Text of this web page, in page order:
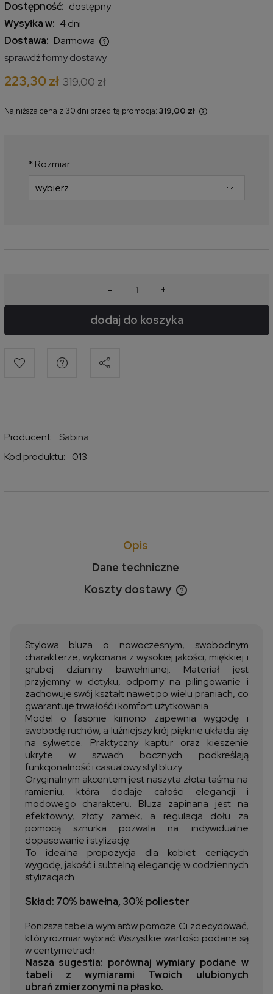
Dostępność: dostępny
Wysyłka w: 4 dni
Dostawa: Darmowa
Cena nie zawiera ewentualnych kosztów płatności
sprawdź formy dostawy
223,30 zł 319,00 zł
Najniższa cena z 30 dni przed tą promocją: 319,00 zł
* Rozmiar:
- +
dodaj do koszyka
Producent:
Sabina
Kod produktu:
013
Opis
Dane techniczne
Koszty dostawy
Cena nie zawiera ewentualnych kosztów płatności
Stylowa bluza o nowoczesnym, swobodnym
charakterze, wykonana z wysokiej jakości, miękkiej i
grubej dzianiny bawełnianej. Materiał jest
przyjemny w dotyku, odporny na pilingowanie i
zachowuje swój kształt nawet po wielu praniach, co
gwarantuje trwałość i komfort użytkowania.
Model o fasonie kimono zapewnia wygodę i
swobodę ruchów, a luźniejszy krój pięknie układa się
na sylwetce. Praktyczny kaptur oraz kieszenie
ukryte w szwach bocznych podkreślają
funkcjonalność i casualowy styl bluzy.
Oryginalnym akcentem jest naszyta złota taśma na
ramieniu, która dodaje całości elegancji i
modowego charakteru. Bluza zapinana jest na
efektowny, złoty zamek, a regulacja dołu za
pomocą sznurka pozwala na indywidualne
dopasowanie i stylizację.
To idealna propozycja dla kobiet ceniących
wygodę, jakość i subtelną elegancję w codziennych
stylizacjach.
Skład: 70% bawełna, 30% poliester
Poniższa tabela wymiarów pomoże Ci zdecydować,
który rozmiar wybrać. Wszystkie wartości podane są
w centymetrach.
Nasza sugestia: porównaj wymiary podane w
tabeli z wymiarami Twoich ulubionych
ubrań zmierzonymi na płasko.